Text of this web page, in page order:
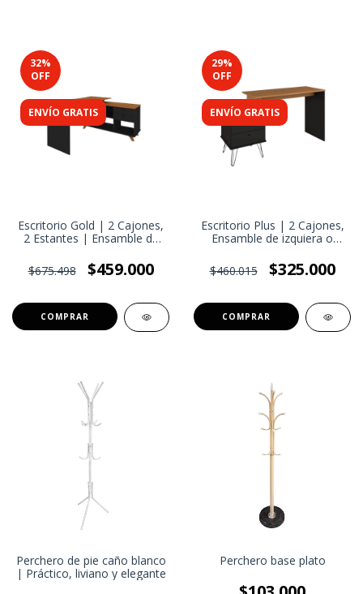
32%
OFF
ENVÍO GRATIS
Escritorio Gold | 2 Cajones,
2 Estantes | Ensamble de
TRANSFERENCIA $320.000]
$675.498 $459.000
29%
OFF
ENVÍO GRATIS
Escritorio Plus | 2 Cajones,
Ensamble de izquiera o
TRANSFERENCIA $220.000]
$460.015 $325.000
Perchero de pie caño blanco
| Práctico, liviano y elegante
Perchero base plato